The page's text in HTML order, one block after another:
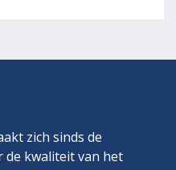
zich sinds de
kwaliteit van het